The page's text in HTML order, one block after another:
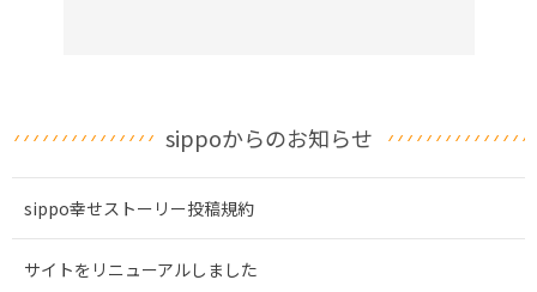
sippoからのお知らせ
sippo幸せストーリー投稿規約
サイトをリニューアルしました